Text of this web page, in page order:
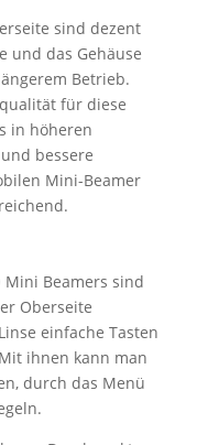
sind dezent
und das Gehäuse
Betrieb.
für diese
in höheren
bessere
Mini-Beamer
Beamers sind
Oberseite
einfache Tasten
ihnen kann man
durch das Menü